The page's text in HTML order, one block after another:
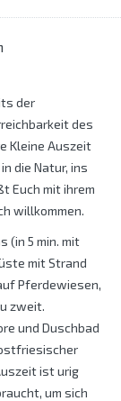
der
des
Kleine Auszeit
die Natur, ins
Euch mit ihrem
willkommen.
(in 5 min. mit
mit Strand
Pferdewiesen,
zweit.
und Duschbad
ist urig
um sich